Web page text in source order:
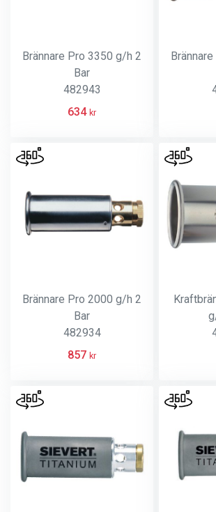
Brännare Pro 3350 g/h 2
Bar
482943
634 kr
Brännare Pro 2000 g/h 2
Bar
482934
857 kr